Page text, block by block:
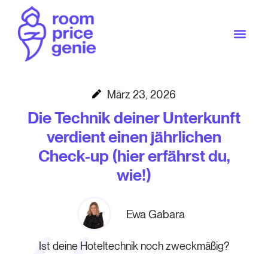
März 23, 2026
Die Technik deiner Unterkunft
verdient einen jährlichen
Check-up (hier erfährst du,
wie!)
Ewa Gabara
Ist deine Hoteltechnik noch zweckmäßig?